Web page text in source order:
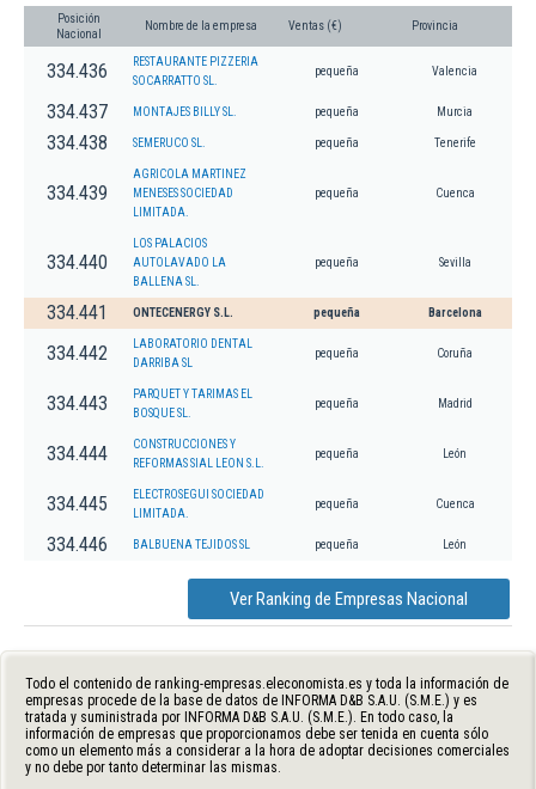
Posición
Nacional
Nombre de la empresa Ventas (€) Provincia
334.436
RESTAURANTE PIZZERIA
SOCARRATTO SL.
pequeña Valencia
334.437 MONTAJES BILLY SL. pequeña Murcia
334.438 SEMERUCO SL. pequeña Tenerife
334.439
AGRICOLA MARTINEZ
MENESES SOCIEDAD
LIMITADA.
pequeña Cuenca
334.440
LOS PALACIOS
AUTOLAVADO LA
BALLENA SL.
pequeña Sevilla
334.441 ONTECENERGY S.L. pequeña Barcelona
334.442
LABORATORIO DENTAL
DARRIBA SL
pequeña Coruña
334.443
PARQUET Y TARIMAS EL
BOSQUE SL.
pequeña Madrid
334.444
CONSTRUCCIONES Y
REFORMAS SIAL LEON S.L.
pequeña León
334.445
ELECTROSEGUI SOCIEDAD
LIMITADA.
pequeña Cuenca
334.446 BALBUENA TEJIDOS SL pequeña León
Ver Ranking de Empresas Nacional
Todo el contenido de ranking-empresas.eleconomista.es y toda la información de
empresas procede de la base de datos de INFORMA D&B S.A.U. (S.M.E.) y es
tratada y suministrada por INFORMA D&B S.A.U. (S.M.E.). En todo caso, la
información de empresas que proporcionamos debe ser tenida en cuenta sólo
como un elemento más a considerar a la hora de adoptar decisiones comerciales
y no debe por tanto determinar las mismas.